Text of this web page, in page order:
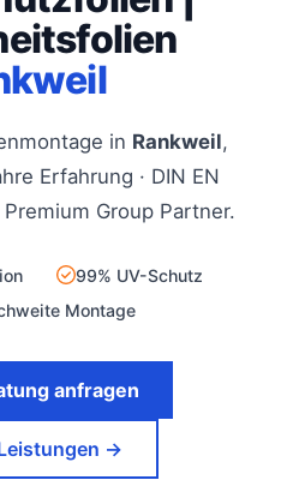
in Rankweil,
Erfahrung · DIN EN
Group Partner.
99% UV-Schutz
Montage
anfragen
→